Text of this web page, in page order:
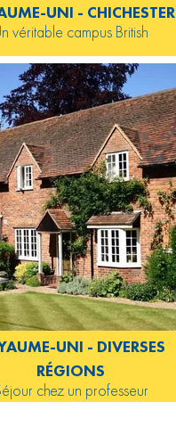
UNI - CHICHESTER
véritable campus British
UNI - DIVERSES
RÉGIONS
chez un professeur